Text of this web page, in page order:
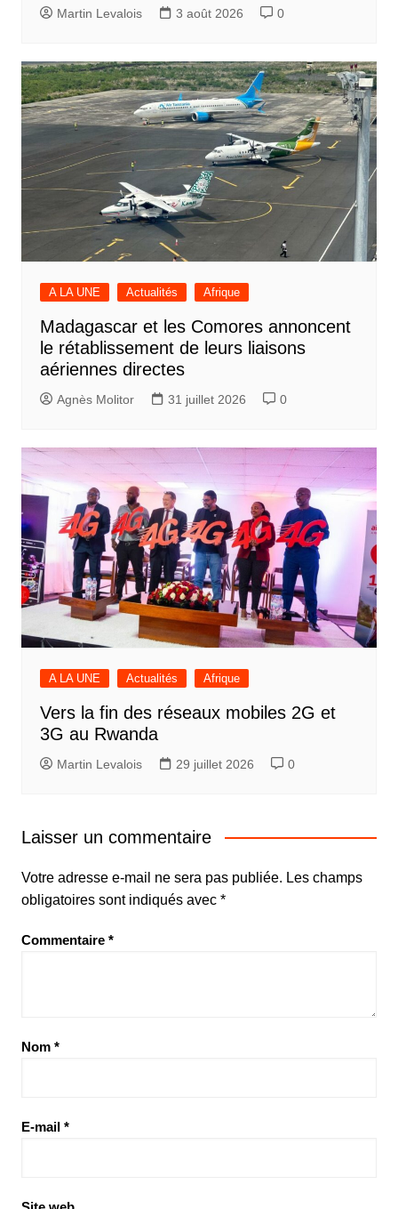
Martin Levalois 3 août 2026 0
A LA UNE Actualités Afrique
Madagascar et les Comores annoncent
le rétablissement de leurs liaisons
aériennes directes
Agnès Molitor 31 juillet 2026 0
A LA UNE Actualités Afrique
Vers la fin des réseaux mobiles 2G et
3G au Rwanda
Martin Levalois 29 juillet 2026 0
Laisser un commentaire
Votre adresse e-mail ne sera pas publiée. Les champs
obligatoires sont indiqués avec *
Commentaire *
Nom *
E-mail *